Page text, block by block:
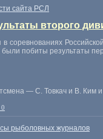
сайта РСЛ
второго
побиты результаты
— С. Товкач и В. Ким
рыболовных журналов